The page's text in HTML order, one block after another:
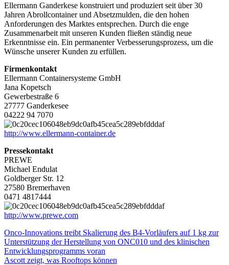
Ellermann Ganderkese konstruiert und produziert seit über 30
Jahren Abrollcontainer und Absetzmulden, die den hohen
Anforderungen des Marktes entsprechen. Durch die enge
Zusammenarbeit mit unseren Kunden fließen ständig neue
Erkenntnisse ein. Ein permanenter Verbesserungsprozess, um die
Wünsche unserer Kunden zu erfüllen.
Firmenkontakt
Ellermann Containersysteme GmbH
Jana Kopetsch
Gewerbestraße 6
27777 Ganderkesee
04222 94 7070
http://www.ellermann-container.de
Pressekontakt
PREWE
Michael Endulat
Goldberger Str. 12
27580 Bremerhaven
0471 4817444
http://www.prewe.com
Beitragsnavigation
Onco-Innovations treibt Skalierung des B4-Vorläufers auf 1 kg zur
Unterstützung der Herstellung von ONC010 und des klinischen
Entwicklungsprogramms voran
Ascott zeigt, was Rooftops können